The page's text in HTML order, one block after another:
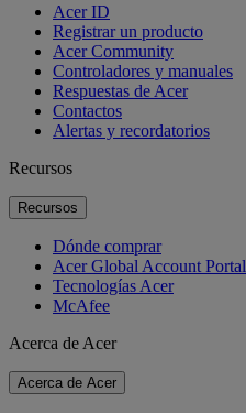
Acer ID
Registrar un producto
Acer Community
Controladores y manuales
Respuestas de Acer
Contactos
Alertas y recordatorios
Recursos
Recursos
Dónde comprar
Acer Global Account Portal
Tecnologías Acer
McAfee
Acerca de Acer
Acerca de Acer